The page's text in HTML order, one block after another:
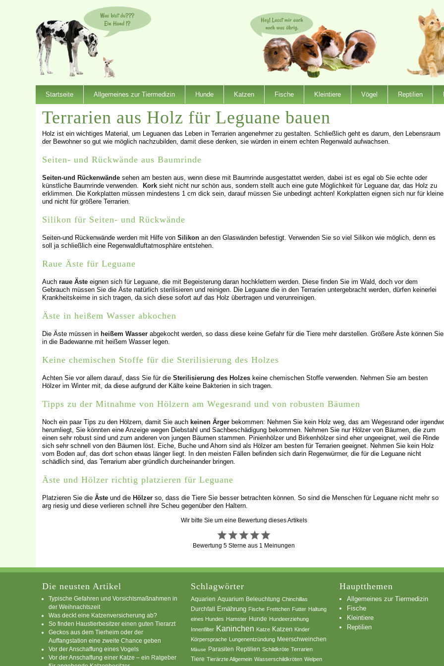
Startseite Allgemeines zur Tiermedizin Hunde Katzen Fische Kleintiere Vögel Reptilien
Terrarien aus Holz für Leguane bauen
Holz ist ein wichtiges Material, um Leguanen das Leben in Terrarien angenehmer zu gestalten. Schließlich geht es darum, den Lebensraum
der Bewohner so gut wie möglich nachzubilden, damit diese denken, sie würden in einem echten Regenwald aufwachsen.
Seiten- und Rückwände aus Baumrinde
Seiten-und Rückenwände sehen am besten aus, wenn diese mit Baumrinde ausgestattet werden, dabei ist es egal ob Sie echte oder
künstliche Baumrinde verwenden. Kork sieht nicht nur schön aus, sondern stellt auch eine gute Möglichkeit für Leguane dar, das Holz zu
erklimmen. Die Korkplatten müssen mindestens 1 cm dick sein, darauf müssen Sie unbedingt achten! Korkplatten eignen sich nur für kleine
und nicht für größere Terrarien.
Silikon für Seiten- und Rückwände
Seiten-und Rückenwände werden mit Hilfe von Silikon an den Glaswänden befestigt. Verwenden Sie so viel Silikon wie möglich, denn es
soll ja schließlich eine Regenwaldluftatmosphäre entstehen.
Raue Äste für Leguane
Auch raue Äste eignen sich für Leguane, die mit Begeisterung daran hochklettern werden. Diese finden Sie im Wald, doch vor dem
Gebrauch müssen Sie die Äste natürlich sterilisieren und reinigen. Die Leguane die in den Terrarien untergebracht werden, dürfen keinerlei
Krankheitskeime in sich tragen, da sich diese sofort auf das Holz übertragen und verunreinigen.
Äste in heißem Wasser abkochen
Die Äste müssen in heißem Wasser abgekocht werden, so dass diese keine Gefahr für die Tiere mehr darstellen. Größere Äste können Sie
in die Badewanne mit heißem Wasser legen.
Keine chemischen Stoffe für die Sterilisierung des Holzes
Achten Sie vor allem darauf, dass Sie für die Sterilisierung des Holzes keine chemischen Stoffe verwenden. Nehmen Sie am besten
Hölzer im Winter mit, da diese aufgrund der Kälte keine Bakterien in sich tragen.
Tipps zu der Mitnahme von Hölzern am Wegesrand und von robusten Bäumen
Noch ein paar Tips zu den Hölzern, damit Sie auch keinen Ärger bekommen: Nehmen Sie kein Holz weg, das am Wegesrand oder
herumliegt, Sie könnten eine Anzeige wegen Diebstahl und Sachbeschädigung bekommen. Nehmen Sie nur Hölzer von Bäumen, die zum
einen sehr robust sind und zum anderen von jungen Bäumen stammen. Pinienhölzer und Birkenhölzer sind eher ungeeignet, weil die Rinde
sich sehr schnell von den Bäumen löst. Eiche, Buche und Ahorn sind als Hölzer am besten für Terrarien geeignet. Nehmen Sie kein Holz
vom Boden auf, das dort schon etwas länger liegt. In den meisten Fällen befinden sich darin Regenwürmer, die für die Leguane nicht
schädlich sind, das Terrarium aber gründlich durcheinander bringen.
Äste und Hölzer richtig platzieren für Leguane
Platzieren Sie die Äste und die Hölzer so, dass die Tiere Sie besser betrachten können. So sind die Menschen für Leguane nicht mehr so
arg riesig und diese verlieren schnell ihre Scheu gegenüber den Haltern.
Wir bitte Sie um eine Bewertung dieses Artikels
Bewertung 5 Sterne aus 1 Meinungen
Die neusten Artikel
Typische Gefahren und Vorsichtsmaßnahmen in
der Weihnachtszeit
Was deckt eine Katzenversicherung ab?
So finden Haustierbesitzer einen guten Tierarzt
Geckos aus dem Tierheim oder der
Auffangstation eine zweite Chance geben
Vor der Anschaffung eines Vogels
Vor der Anschaffung einer Katze – ein Ratgeber
Schlagwörter
Aquarien Aquarium Beleuchtung Chinchillas
Durchfall Ernährung Fische Frettchen Futter Haltung
eines Hundes Hamster Hunde Hundeerziehung
Innenfilter Kaninchen Katze Katzen Kinder
Körpersprache Lungenentzündung Meerschweinchen
Mäuse Parasiten Reptilien Schildkröte Terrarien
Tiere Tierärzte Allgemein Wasserschildkröten Welpen
Hauptthemen
Allgemeines zur Tiermedizin
Fische
Kleintiere
Reptilien